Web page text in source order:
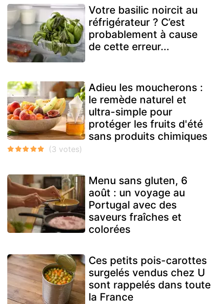
Votre basilic noircit au
réfrigérateur ? C’est
probablement à cause
de cette erreur...
Adieu les moucherons :
le remède naturel et
ultra-simple pour
protéger les fruits d'été
sans produits chimiques
Menu sans gluten, 6
août : un voyage au
Portugal avec des
saveurs fraîches et
colorées
Ces petits pois-carottes
surgelés vendus chez U
sont rappelés dans toute
la France